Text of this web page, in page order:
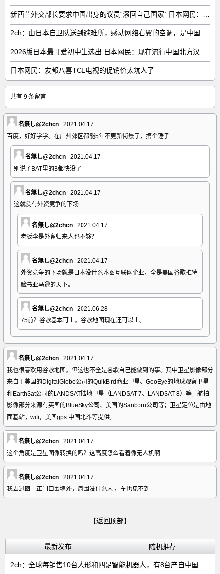
日本网民：友都八喜TCL电视的促销价太坑人了
共有 9 条留言
名無し@2chcn
2021.04.17
百度，好好学学。在广州郊区都能5年不更新街景了，搞个锤子
名無し@2chcn
2021.04.17
别说了BAT里的B都快没了
名無し@2chcn
2021.04.17
这就没有外资竞争的下场
名無し@2chcn
2021.04.17
老板李是外留归来人也不够？
名無し@2chcn
2021.04.17
外资竞争的下场就是日本没什么本图互联网企业，全是美国谷歌推特
脸书亚马逊的天下。
名無し@2chcn
2021.06.28
75前？谷歌基本可上。谷歌地图现在还可以上。
名無し@2chcn
2021.04.17
我也很喜欢用谷歌地图。但这也不全是谷歌自己能做到的事。其中卫星影像部分
来自于美国的DigitalGlobe公司的QuikBird商业卫星、GeoEye的地球观察卫星
和EarthSat公司的LANDSAT陆地卫星（LANDSAT-7、LANDSAT-8）等；航拍
影像部分来源有英国的BlueSky公司、美国的Sanborn公司等；卫星定位是由地
面基站，wifi，美国gps.中国北斗等提供。
名無し@2chcn
2021.04.17
这个角度是卫星图像转换的吗？这高度怎么看着像无人机啊
名無し@2chcn
2021.04.17
我去过图一正门口围墙外，周围没什么人 ，车也见不到
【返回顶部】
最新发布 随机推荐
2ch：全球每销售‌10台人形和四足智能机器人‌，有‌8台‌产自中国